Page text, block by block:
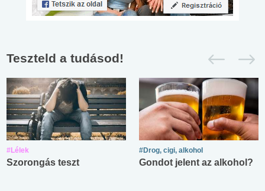
Teszteld a tudásod!
#Lélek
Szorongás teszt
#Drog, cigi, alkohol
Gondot jelent az alkohol?